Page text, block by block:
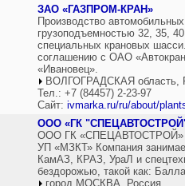
ЗАО «ГАЗПРОМ-КРАН»
Производство
грузоподъемностью 32, 35,
специальных крановых
соглашению с ОАО
«Ивановец».
ВОЛГОГРАДСКАЯ область,
Тел.: +7 (84457) 2-23-97
Сайт: ivmarka.ru/ru/about/
ООО «ГК
ООО ГК «СПЕЦАВТОСТРОЙ» и
УП «МЗКТ» Компания
КамАЗ, КРАЗ, УраЛ и
бездорожью, такой как:
город МОСКВА, Россия